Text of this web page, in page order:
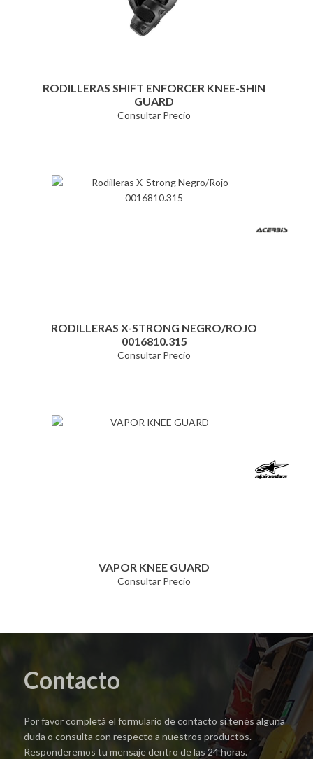
RODILLERAS SHIFT ENFORCER KNEE-SHIN
GUARD
Consultar Precio
RODILLERAS X-STRONG NEGRO/ROJO
0016810.315
Consultar Precio
VAPOR KNEE GUARD
Consultar Precio
Contacto
Por favor completá el formulario de contacto si tenés alguna
duda o consulta con respecto a nuestros productos.
Responderemos tu mensaje dentro de las 24 horas.